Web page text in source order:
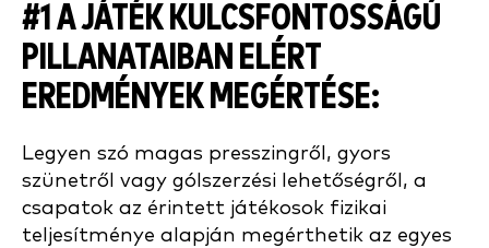
#1 A JÁTÉK KULCSFONTOSSÁGÚ
PILLANATAIBAN ELÉRT
EREDMÉNYEK MEGÉRTÉSE:
Legyen szó magas presszingről, gyors
szünetről vagy gólszerzési lehetőségről, a
csapatok az érintett játékosok fizikai
teljesítménye alapján megérthetik az egyes